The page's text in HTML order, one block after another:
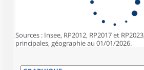
Sources : Insee, RP2012, RP2017 et
principales, géographie au 01/01/2026.